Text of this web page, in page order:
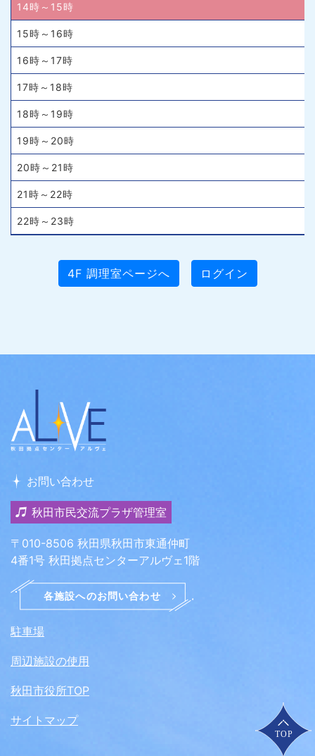
14時～15時
15時～16時
16時～17時
17時～18時
18時～19時
19時～20時
20時～21時
21時～22時
22時～23時
4F 調理室ページへ ログイン
お問い合わせ
秋田市民交流プラザ管理室
〒010-8506 秋田県秋田市東通仲町
4番1号 秋田拠点センターアルヴェ1階
駐車場
周辺施設の使用
秋田市役所TOP
サイトマップ